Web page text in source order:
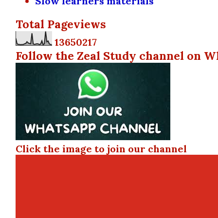
Total Pageviews
13650217
Follow the Zeal Study channel on
Click the image to join our channel